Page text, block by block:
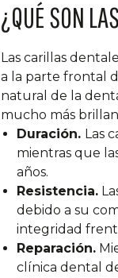
¿QUÉ SON
Las carillas
a la parte frontal
natural de la
mucho más
Duración. Las
mientras que
años.
Resistencia.
debido a su
integridad
Reparación.
clínica dental